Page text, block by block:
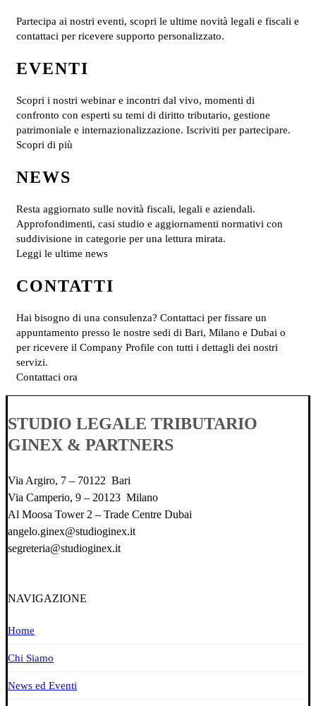
Partecipa ai nostri eventi, scopri le ultime novità legali e fiscali e
contattaci per ricevere supporto personalizzato.
EVENTI
Scopri i nostri webinar e incontri dal vivo, momenti di
confronto con esperti su temi di diritto tributario, gestione
patrimoniale e internazionalizzazione. Iscriviti per partecipare.
Scopri di più
NEWS
Resta aggiornato sulle novità fiscali, legali e aziendali.
Approfondimenti, casi studio e aggiornamenti normativi con
suddivisione in categorie per una lettura mirata.
Leggi le ultime news
CONTATTI
Hai bisogno di una consulenza? Contattaci per fissare un
appuntamento presso le nostre sedi di Bari, Milano e Dubai o
per ricevere il Company Profile con tutti i dettagli dei nostri
servizi.
Contattaci ora
STUDIO LEGALE TRIBUTARIO
GINEX & PARTNERS
Via Argiro, 7 – 70122 Bari
Via Camperio, 9 – 20123 Milano
Al Moosa Tower 2 – Trade Centre Dubai
angelo.ginex@studioginex.it
segreteria@studioginex.it
NAVIGAZIONE
Home
Chi Siamo
News ed Eventi